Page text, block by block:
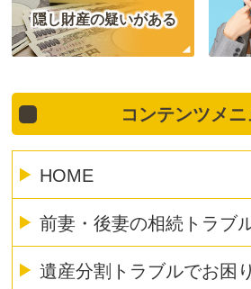
隠し財産の疑いがある
コンテンツメニ
HOME
前妻・後妻の相続トラブ
遺産分割トラブルでお困